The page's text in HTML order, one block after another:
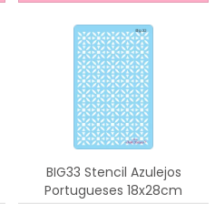
BIG33 Stencil Azulejos
Portugueses 18x28cm